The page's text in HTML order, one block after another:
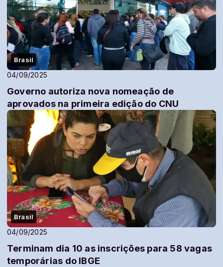
Brasil
04/09/2025
Governo autoriza nova nomeação de
aprovados na primeira edição do CNU
Brasil
04/09/2025
Terminam dia 10 as inscrições para 58 vagas
temporárias do IBGE